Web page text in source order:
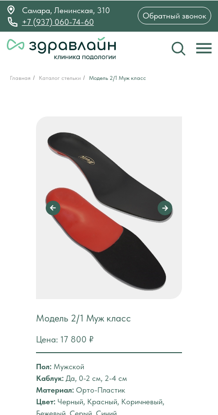
+7 (937) 060-74-60
Обратный звонок
Самара, Ленинская, 310
Главная / Каталог стельки / Модель 2/1 Муж класс
Модель 2/1 Муж класс
Цена: 17 800 ₽
Пол: Мужской
Каблук: Да, 0-2 см, 2-4 см
Материал: Орто-Пластик
Цвет: Черный, Красный, Коричневый,